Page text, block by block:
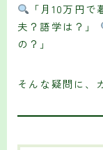
「月10万円
夫？語学は？」
の？」
そんな疑問に、